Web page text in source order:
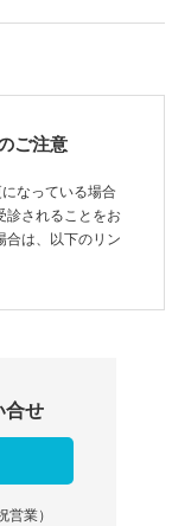
ご注意
なっている場合
診されることをお
合は、以下のリン
合せ
業）